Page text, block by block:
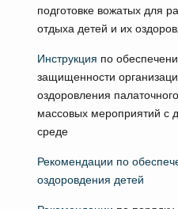
подготовке вожатых для
отдыха детей и их
Инструкция по
защищенности
оздоровления
массовых мероприятий с
среде
Рекомендации по
оздоровдения детей